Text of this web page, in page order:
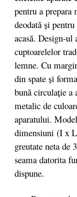
pentru a prepara
deodată și
acasă. Design-ul
cuptoarelelor
lemne. Cu
din spate şi
bună circulaţie
metalic de
aparatului.
dimensiuni (I x
greutate neta de
seama datorita
dispune.